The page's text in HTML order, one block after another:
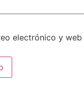
electrónico y